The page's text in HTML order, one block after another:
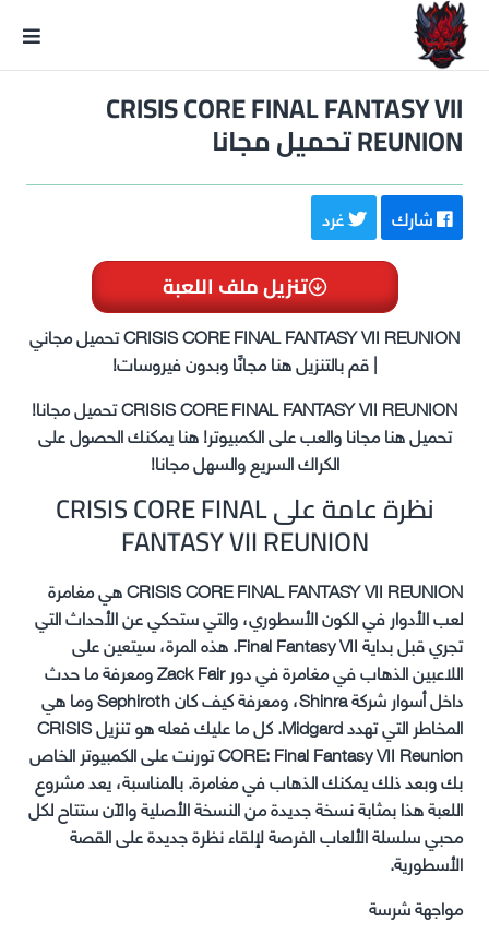
CRISIS CORE FINAL FANTASY VII
REUNION تحميل مجانا
شارك غرد
تنزيل ملف اللعبة
CRISIS CORE FINAL FANTASY VII REUNION تحميل مجاني
| قم بالتنزيل هنا مجانًا وبدون فيروسات!
CRISIS CORE FINAL FANTASY VII REUNION تحميل مجانا!
تحميل هنا مجانا والعب على الكمبيوتر! هنا يمكنك الحصول على
الكراك السريع والسهل مجانا!
نظرة عامة على CRISIS CORE FINAL
FANTASY VII REUNION
CRISIS CORE FINAL FANTASY VII REUNION هي مغامرة
لعب الأدوار في الكون الأسطوري، والتي ستحكي عن الأحداث التي
تجري قبل بداية Final Fantasy VII. هذه المرة، سيتعين على
اللاعبين الذهاب في مغامرة في دور Zack Fair ومعرفة ما حدث
داخل أسوار شركة Shinra، ومعرفة كيف كان Sephiroth وما هي
المخاطر التي تهدد Midgard. كل ما عليك فعله هو تنزيل CRISIS
CORE: Final Fantasy VII Reunion تورنت على الكمبيوتر الخاص
بك وبعد ذلك يمكنك الذهاب في مغامرة. بالمناسبة، يعد مشروع
اللعبة هذا بمثابة نسخة جديدة من النسخة الأصلية والآن ستتاح لكل
محبي سلسلة الألعاب الفرصة لإلقاء نظرة جديدة على القصة
الأسطورية.
مواجهة شرسة